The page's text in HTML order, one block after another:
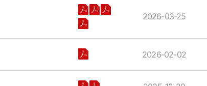
2026-03-25
2026-02-02